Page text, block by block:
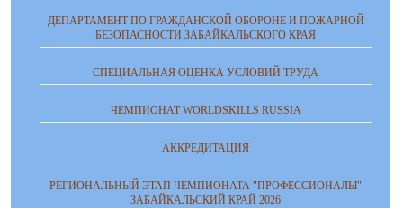
ДЕПАРТАМЕНТ ПО ГРАЖДАНСКОЙ ОБОРОНЕ И ПОЖАРНОЙ
БЕЗОПАСНОСТИ ЗАБАЙКАЛЬСКОГО КРАЯ
СПЕЦИАЛЬНАЯ ОЦЕНКА УСЛОВИЙ ТРУДА
ЧЕМПИОНАТ WORLDSKILLS RUSSIA
АККРЕДИТАЦИЯ
РЕГИОНАЛЬНЫЙ ЭТАП ЧЕМПИОНАТА "ПРОФЕССИОНАЛЫ"
ЗАБАЙКАЛЬСКИЙ КРАЙ 2026